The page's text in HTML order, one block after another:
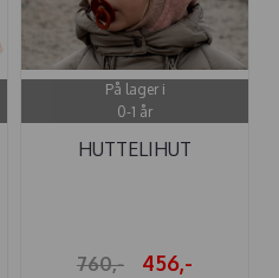
På lager i
0-1 år
HUTTELIHUT
760,- 456,-